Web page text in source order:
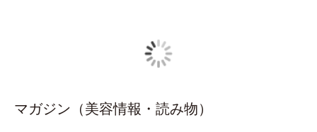
マガジン（美容情報・読み物）